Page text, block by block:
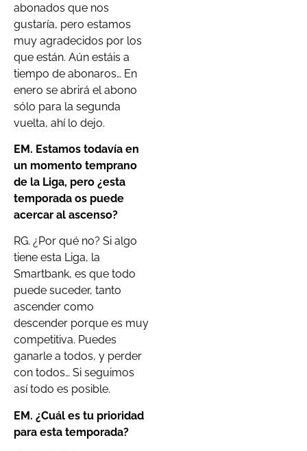
abonados que nos
gustaría, pero estamos
muy agradecidos por los
que están. Aún estáis a
tiempo de abonaros… En
enero se abrirá el abono
sólo para la segunda
vuelta, ahí lo dejo.
EM. Estamos todavía en
un momento temprano
de la Liga, pero ¿esta
temporada os puede
acercar al ascenso?
RG. ¿Por qué no? Si algo
tiene esta Liga, la
Smartbank, es que todo
puede suceder, tanto
ascender como
descender porque es muy
competitiva. Puedes
ganarle a todos, y perder
con todos… Si seguimos
así todo es posible.
EM. ¿Cuál es tu prioridad
para esta temporada?